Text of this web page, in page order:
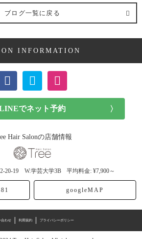
事)
ブログ一覧に戻る
INFORMATION
Hair Salonの店舗情報
2-20-19 W.学芸大学3B 平均料金: ¥7,900～
googleMAP
合わせ 利用規約 プライバシーポリシー